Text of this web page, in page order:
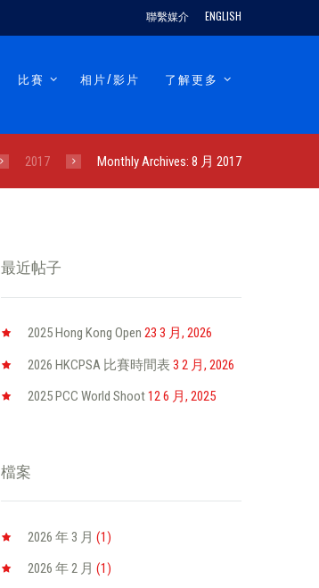
聯繫媒介 ENGLISH
比賽 相片/影片 了解更多
2017 Monthly Archives: 8 月 2017
最近帖子
2025 Hong Kong Open 23 3 月, 2026
2026 HKCPSA 比賽時間表 3 2 月, 2026
2025 PCC World Shoot12 6 月, 2025
檔案
2026 年 3 月 (1)
2026 年 2 月 (1)